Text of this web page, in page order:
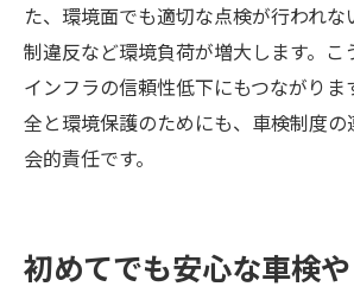
た、環境面でも適切な点検が行われ
制違反など環境負荷が増大します。こ
インフラの信頼性低下にもつながりま
全と環境保護のためにも、車検制度
会的責任です。
初めてでも安心な車検